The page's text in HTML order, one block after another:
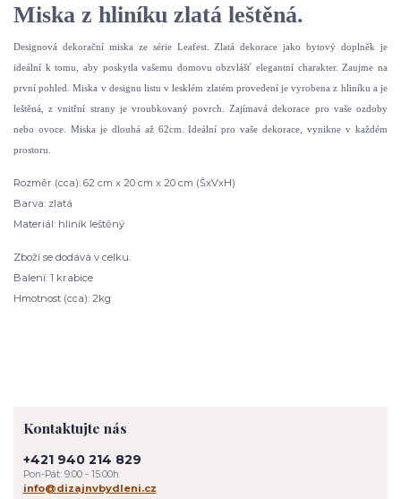
Miska z hliníku zlatá leštěná.
Designová dekorační miska ze série Leafest. Zlatá dekorace jako bytový doplněk je
ideální k tomu, aby poskytla vašemu domovu obzvlášť elegantní charakter. Zaujme na
první pohled. Miska v designu listu v lesklém zlatém provedení je vyrobena z hliníku a je
leštěná, z vnitřní strany je vroubkovaný povrch. Zajímavá dekorace pro vaše ozdoby
nebo ovoce. Miska je dlouhá až 62cm. Ideální pro vaše dekorace, vynikne v každém
prostoru.
Rozměr (cca): 62 cm x 20 cm x 20 cm (ŠxVxH)
Barva: zlatá
Materiál: hliník leštěný
Zboží se dodává v celku.
Balení: 1 krabice
Hmotnost (cca): 2kg
Kontaktujte nás
+421 940 214 829
Pon-Pát: 9:00 - 15:00h
info@dizajnvbydleni.cz